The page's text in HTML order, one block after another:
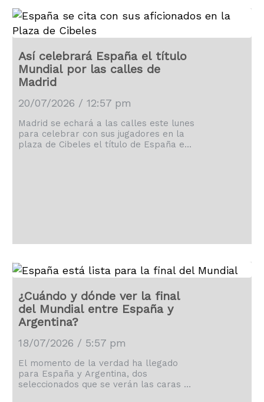
Así celebrará España el título
Mundial por las calles de
Madrid
20/07/2026 / 12:57 pm
Madrid se echará a las calles este lunes
para celebrar con sus jugadores en la
plaza de Cibeles el título de España en
¿Cuándo y dónde ver la final
del Mundial entre España y
Argentina?
18/07/2026 / 5:57 pm
El momento de la verdad ha llegado
para España y Argentina, dos
seleccionados que se verán las caras en